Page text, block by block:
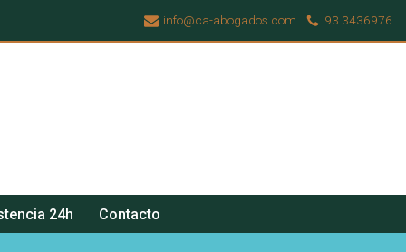
info@ca-abogados.com 93 3436976
24h Contacto